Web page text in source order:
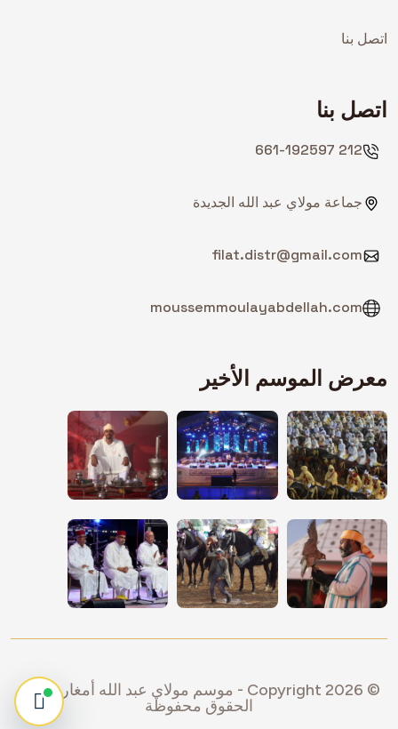
اتصل بنا
اتصل بنا
212 661-192597
جماعة مولاي عبد الله الجديدة
filat.distr@gmail.com
moussemmoulayabdellah.com
معرض الموسم الأخير
© Copyright
2026
- موسم مولاي عبد الله أمغار.جميع
الحقوق محفوظة